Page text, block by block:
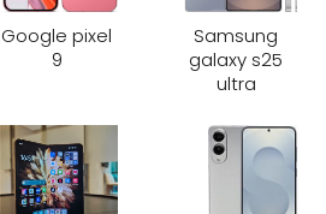
Samsung
galaxy s25
ultra
Google pixel
9